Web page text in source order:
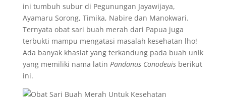
ini tumbuh subur di Pegunungan Jayawijaya,
Ayamaru Sorong, Timika, Nabire dan Manokwari.
Ternyata obat sari buah merah dari Papua juga
terbukti mampu mengatasi masalah kesehatan lho!
Ada banyak khasiat yang terkandung pada buah unik
yang memiliki nama latin Pandanus Conodeuisberikut
ini.